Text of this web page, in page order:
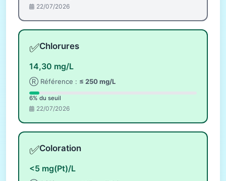
22/07/2026
✅Chlorures
14,30 mg/L
Ⓡ Référence : ≤ 250 mg/L
6% du seuil
22/07/2026
✅Coloration
<5 mg(Pt)/L